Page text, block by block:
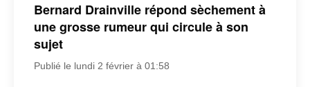
Bernard Drainville répond sèchement à
une grosse rumeur qui circule à son
sujet
Publié le lundi 2 février à 01:58